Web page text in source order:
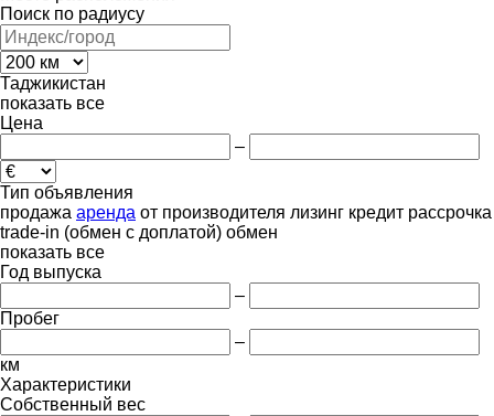
Поиск по радиусу
Таджикистан
показать все
Цена
–
Тип объявления
продажа аренда от производителя лизинг кредит рассрочка
trade-in (обмен с доплатой) обмен
показать все
Год выпуска
–
Пробег
–
км
Характеристики
Собственный вес